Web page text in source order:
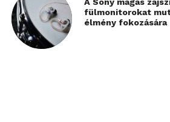
fülmonitorokat
élmény fokozására